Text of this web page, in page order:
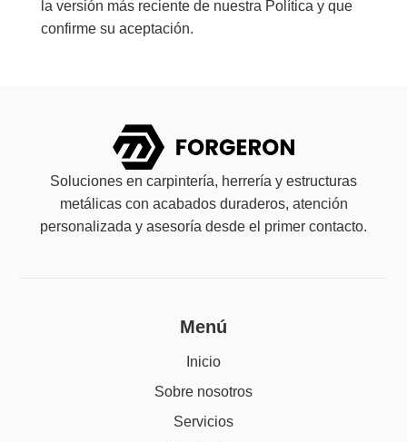
la versión más reciente de nuestra Política y que
confirme su aceptación.
Soluciones en carpintería, herrería y estructuras
metálicas con acabados duraderos, atención
personalizada y asesoría desde el primer contacto.
Menú
Inicio
Sobre nosotros
Servicios